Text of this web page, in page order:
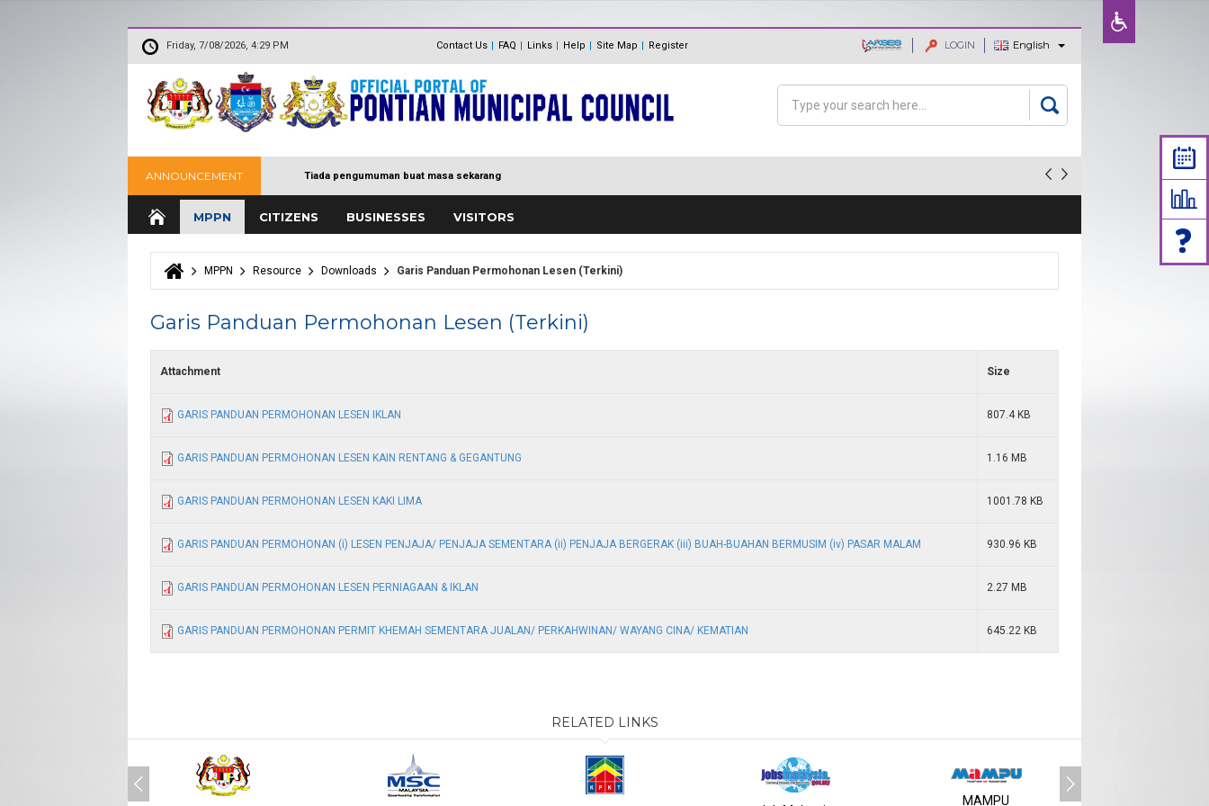
Friday, 7/08/2026, 4:29 PM Contact Us
Directory
FAQ Links Help Site Map Register LOGIN English
Search form
Search
ANNOUNCEMENT Tiada pengumuman buat masa sekarang
MPPN
MDP MENUJU EKSA
Panduan Eksa
Polisi Pengurusan hadiah, Tajaan dan
CITIZENS BUSINESSES VISITORS
You are here
MPPN Resource Downloads Garis Panduan Permohonan Lesen (Terkini)
Garis Panduan Permohonan Lesen (Terkini)
Attachment Size
GARIS PANDUAN PERMOHONAN LESEN IKLAN 807.4 KB
GARIS PANDUAN PERMOHONAN LESEN KAIN RENTANG & GEGANTUNG 1.16 MB
GARIS PANDUAN PERMOHONAN LESEN KAKI LIMA 1001.78 KB
GARIS PANDUAN PERMOHONAN (i) LESEN PENJAJA/ PENJAJA SEMENTARA (ii) PENJAJA BERGERAK (iii) BUAH-BUAHAN BERMUSIM (iv) PASAR MALAM 930.96 KB
GARIS PANDUAN PERMOHONAN LESEN PERNIAGAAN & IKLAN 2.27 MB
GARIS PANDUAN PERMOHONAN PERMIT KHEMAH SEMENTARA JUALAN/ PERKAHWINAN/ WAYANG CINA/ KEMATIAN 645.22 KB
RELATED LINKS
MAMPU